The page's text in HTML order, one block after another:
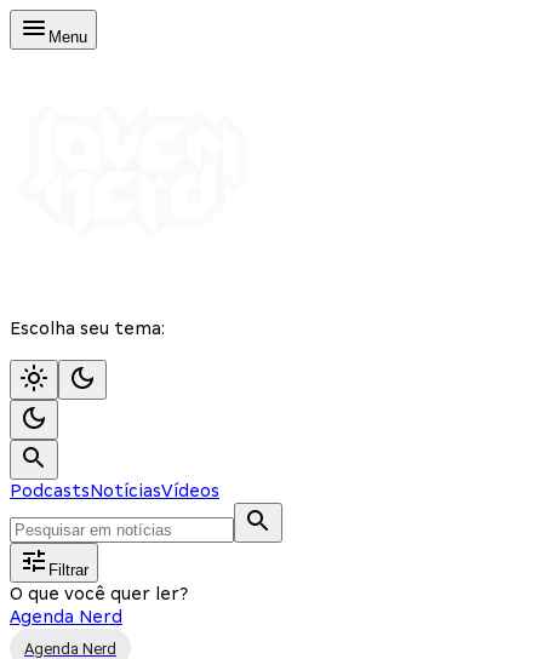
Menu
Escolha seu tema:
PodcastsNotíciasVídeos
Filtrar
O que você quer ler?
Agenda Nerd
Agenda Nerd